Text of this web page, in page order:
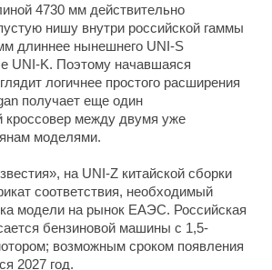
4730 мм действительно
нишу внутри российской гаммы
длиннее нынешнего UNI-S
UNI-K. Поэтому начавшаяся
логичнее простого расширения
получает еще один
кроссовер между двумя уже
моделями.
на UNI-Z китайской сборки
соответствия, необходимый
модели на рынок ЕАЭС. Российская
бензиновой машины с 1,5-
возможным сроком появления
2027 год.